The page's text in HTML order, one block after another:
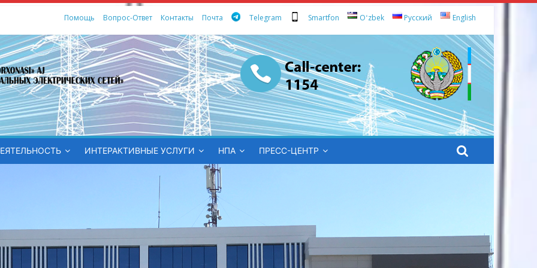
Помощь Вопрос-Ответ Контакты Почта Telegram Smartfon Oʻzbek Русский English
ИНТЕРАКТИВНЫЕ УСЛУГИ НПА ПРЕСС-ЦЕНТР